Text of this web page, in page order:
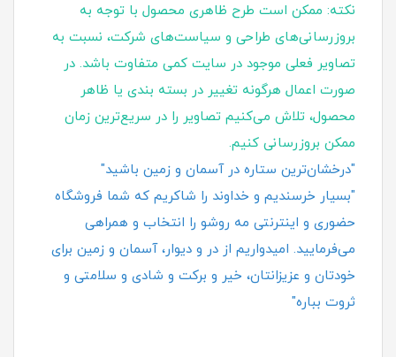
نکته: ممکن است طرح ظاهری محصول با توجه به
بروزرسانی‌های طراحی و سیاست‌های شرکت، نسبت به
تصاویر فعلی موجود در سایت کمی متفاوت باشد. در
صورت اعمال هرگونه تغییر در بسته‌ بندی یا ظاهر
محصول، تلاش می‌کنیم تصاویر را در سریع‌ترین زمان
ممکن بروزرسانی کنیم.
"درخشان‌ترین ستاره در آسمان و زمین باشید"
"بسیار خرسندیم و خداوند را شاکریم که شما فروشگاه
حضوری و اینترنتی مه روشو را انتخاب و همراهی
می‌فرمایید. امیدواریم از در و دیوار، آسمان و زمین برای
خودتان و عزیزانتان، خیر و برکت و شادی و سلامتی و
ثروت بباره"